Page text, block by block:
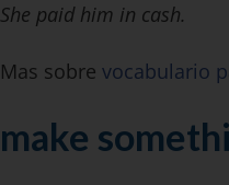
She paid him in cash.
Mas sobre vocabulario
make